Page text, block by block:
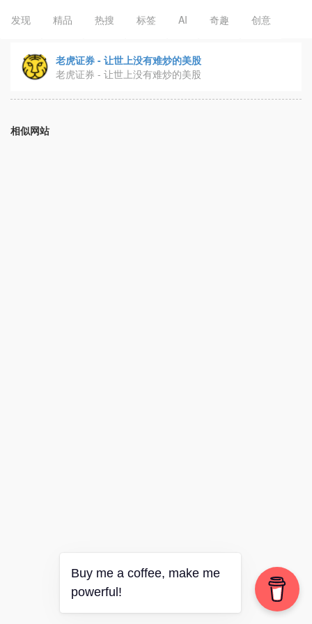
发现 精品 热搜 标签 AI 奇趣 创意
老虎证券 - 让世上没有难炒的美股
老虎证券 - 让世上没有难炒的美股
相似网站
Buy me a coffee, make me
powerful!